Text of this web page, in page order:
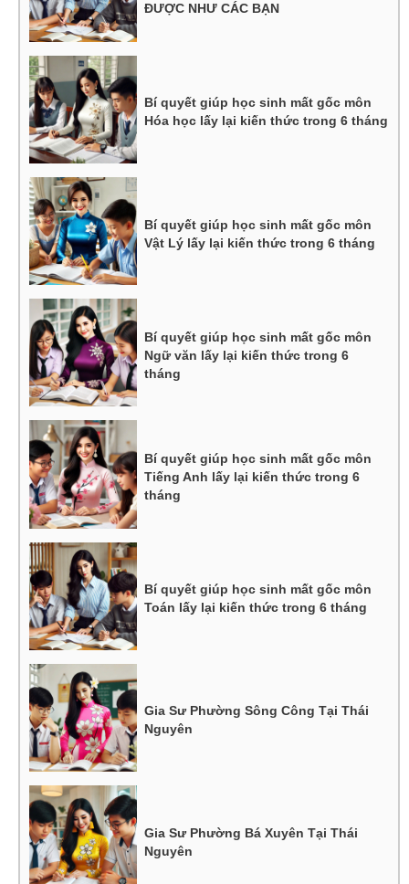
ĐƯỢC NHƯ CÁC BẠN
Bí quyết giúp học sinh mất gốc môn
Hóa học lấy lại kiến thức trong 6 tháng
Bí quyết giúp học sinh mất gốc môn
Vật Lý lấy lại kiến thức trong 6 tháng
Bí quyết giúp học sinh mất gốc môn
Ngữ văn lấy lại kiến thức trong 6
tháng
Bí quyết giúp học sinh mất gốc môn
Tiếng Anh lấy lại kiến thức trong 6
tháng
Bí quyết giúp học sinh mất gốc môn
Toán lấy lại kiến thức trong 6 tháng
Gia Sư Phường Sông Công Tại Thái
Nguyên
Gia Sư Phường Bá Xuyên Tại Thái
Nguyên